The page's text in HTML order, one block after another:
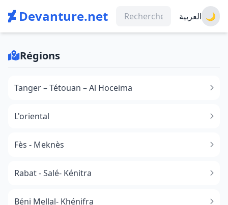
Devanture.net العربية 🌙
Régions
Tanger – Tétouan – Al Hoceima
L'oriental
Fès - Meknès
Rabat - Salé- Kénitra
Béni Mellal- Khénifra